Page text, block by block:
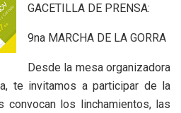
GACETILLA DE PRENSA:
9na MARCHA DE LA GORRA
Desde la mesa organizadora
te invitamos a participar de la
convocan los linchamientos, las